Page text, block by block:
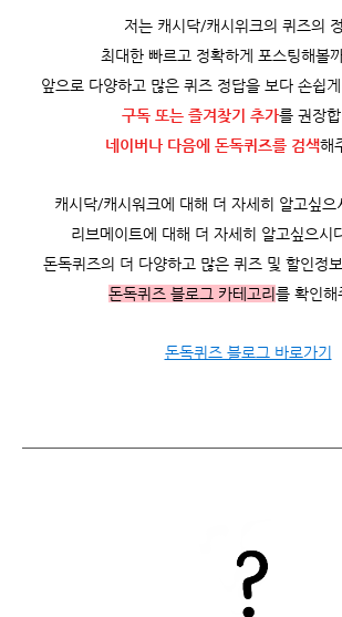
저는 캐시닥/캐시위크의 퀴즈의
최대한 빠르고 정확하게 포스팅해볼
앞으로 다양하고 많은 퀴즈 정답을 보다 손쉽게
구독 또는 즐겨찾기 추가를 권장합
네이버나 다음에 돈독퀴즈를 검색해
캐시닥/캐시워크에 대해 더 자세히 알고싶으
리브메이트에 대해 더 자세히 알고싶으시
돈독퀴즈의 더 다양하고 많은 퀴즈 및 할인정
돈독퀴즈 블로그 카테고리를 확인해
돈독퀴즈 블로그 바로가기